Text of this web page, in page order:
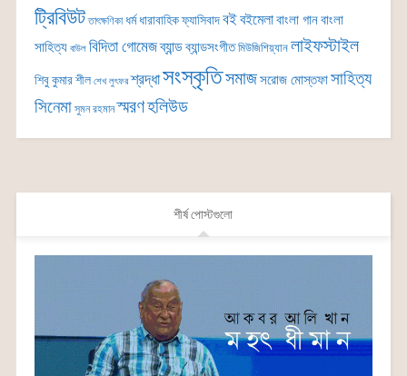
ট্রিবিউট তাৎক্ষণিকা ধর্ম ধারাবাহিকফ্যাসিবাদবইবইমেলাবাংলা গানবাংলা
সাহিত্য বাউল বিদিতা গোমেজব্যান্ডব্যান্ডসংগীত মিউজিশিয়্যান লাইফস্টাইল
শিবু কুমার শীল শেখ লুৎফর শ্রদ্ধাসংস্কৃতিসমাজসরোজ মোস্তফাসাহিত্য
সিনেমা সুমন রহমান স্মরণহলিউড
শীর্ষ পোস্টগুলো